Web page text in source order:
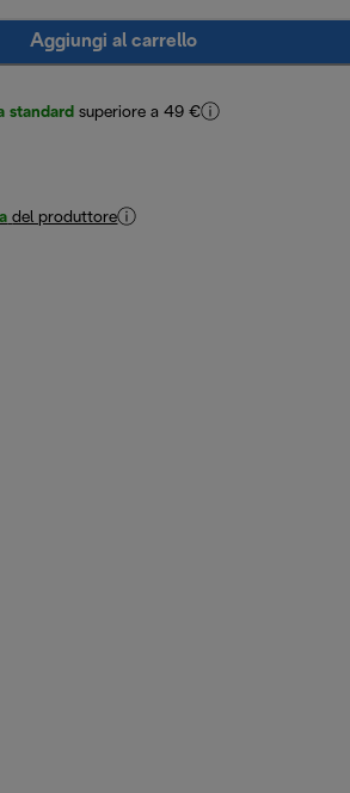
Aggiungi al carrello
standard superiore a 49 €
del produttore